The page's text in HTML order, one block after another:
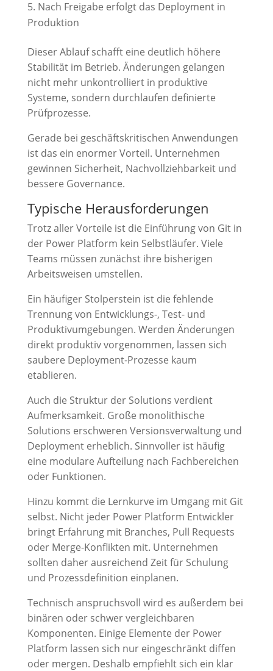
Nach Freigabe erfolgt das Deployment in
Produktion
Dieser Ablauf schafft eine deutlich höhere
Stabilität im Betrieb. Änderungen gelangen
nicht mehr unkontrolliert in produktive
Systeme, sondern durchlaufen definierte
Prüfprozesse.
Gerade bei geschäftskritischen Anwendungen
ist das ein enormer Vorteil. Unternehmen
gewinnen Sicherheit, Nachvollziehbarkeit und
bessere Governance.
Typische Herausforderungen
Trotz aller Vorteile ist die Einführung von Git in
der Power Platform kein Selbstläufer. Viele
Teams müssen zunächst ihre bisherigen
Arbeitsweisen umstellen.
Ein häufiger Stolperstein ist die fehlende
Trennung von Entwicklungs-, Test- und
Produktivumgebungen. Werden Änderungen
direkt produktiv vorgenommen, lassen sich
saubere Deployment-Prozesse kaum
etablieren.
Auch die Struktur der Solutions verdient
Aufmerksamkeit. Große monolithische
Solutions erschweren Versionsverwaltung und
Deployment erheblich. Sinnvoller ist häufig
eine modulare Aufteilung nach Fachbereichen
oder Funktionen.
Hinzu kommt die Lernkurve im Umgang mit Git
selbst. Nicht jeder Power Platform Entwickler
bringt Erfahrung mit Branches, Pull Requests
oder Merge-Konflikten mit. Unternehmen
sollten daher ausreichend Zeit für Schulung
und Prozessdefinition einplanen.
Technisch anspruchsvoll wird es außerdem bei
binären oder schwer vergleichbaren
Komponenten. Einige Elemente der Power
Platform lassen sich nur eingeschränkt diffen
oder mergen. Deshalb empfiehlt sich ein klar